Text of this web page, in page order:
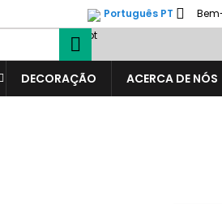
Português PT 

DECORAÇÃO ACERCA DE NÓS